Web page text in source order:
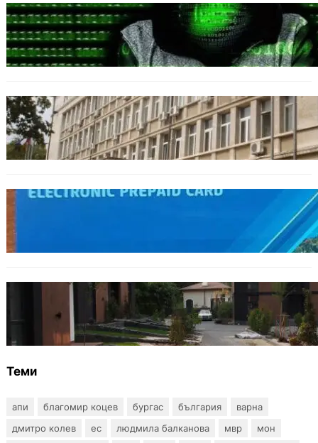
БЪЛГАРИЯ
Разкриха дългогодишен пробив в
държавни информационни системи
ОБЩЕСТВО
Домашният арест на шофьора, обвинен за
смъртта на моторист, остава в сила
ОБЩЕСТВО
БЪЛГАРИЯ
12 съдебни дела оспорват заповедите за
събаряне на сгради в местността „Баба
Алино“
Теми
апи благомир коцев бургас българия
варна
дмитро колев
ес людмила балканова мвр
мон